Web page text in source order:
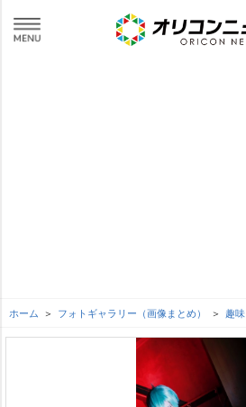
ホーム フォトギャラリー（画像まとめ） 趣味